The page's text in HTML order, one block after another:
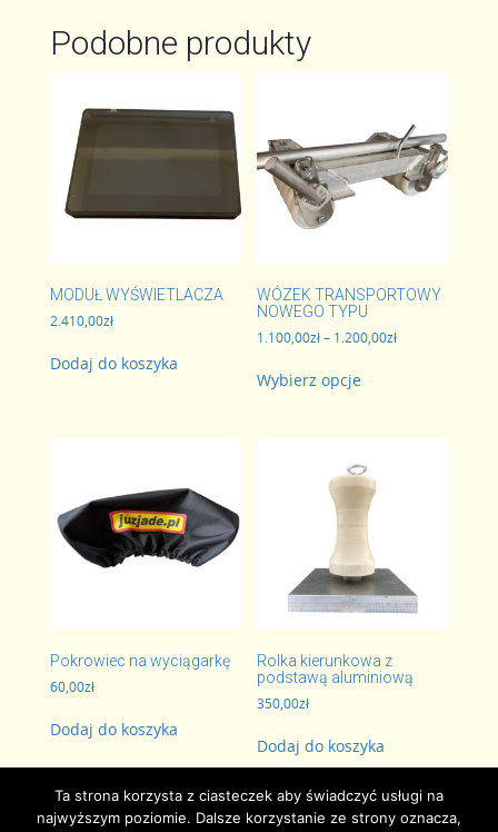
15kN
Podobne produkty
MODUŁ WYŚWIETLACZA
2.410,00zł
Dodaj do koszyka
WÓZEK TRANSPORTOWY
NOWEGO TYPU
1.100,00zł– 1.200,00złZakres
Wybierz opcjeprodukt
Opcje
można
wybrać
na
stronie
produktu
Pokrowiec na wyciągarkę
60,00zł
Dodaj do koszyka
Rolka kierunkowa z
podstawą aluminiową
350,00zł
Dodaj do koszyka
Ta strona korzysta z ciasteczek aby świadczyć usługi na
najwyższym poziomie. Dalsze korzystanie ze strony oznacza,